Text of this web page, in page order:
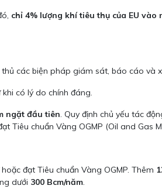
chỉ 4% lượng khí tiêu thụ của EU vào
các biện pháp giám sát, báo cáo và
có lý do chính đáng.
ngặt đầu tiên. Quy định chủ yếu tác
Tiêu chuẩn Vàng OGMP (Oil and Gas
đạt Tiêu chuẩn Vàng OGMP. Thêm
dưới 300 Bcm/năm.